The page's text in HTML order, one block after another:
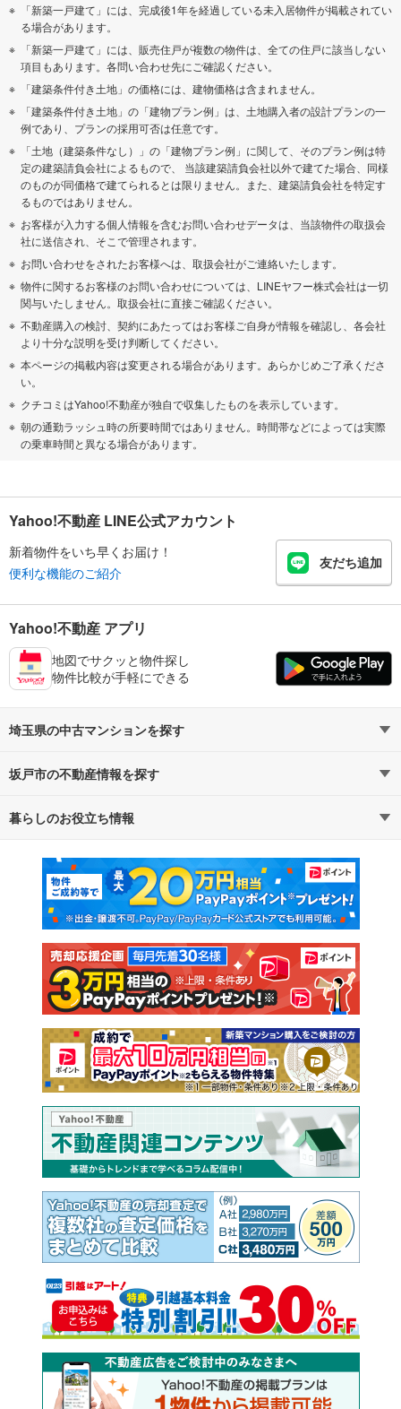
「新築一戸建て」には、完成後1年を経過している未入居物件が掲載されてい
る場合があります。
「新築一戸建て」には、販売住戸が複数の物件は、全ての住戸に該当しない
項目もあります。各問い合わせ先にご確認ください。
「建築条件付き土地」の価格には、建物価格は含まれません。
「建築条件付き土地」の「建物プラン例」は、土地購入者の設計プランの一
例であり、プランの採用可否は任意です。
「土地（建築条件なし）」の「建物プラン例」に関して、そのプラン例は特
定の建築請負会社によるもので、 当該建築請負会社以外で建てた場合、同様
のものが同価格で建てられるとは限りません。また、建築請負会社を特定す
るものではありません。
お客様が入力する個人情報を含むお問い合わせデータは、当該物件の取扱会
社に送信され、そこで管理されます。
お問い合わせをされたお客様へは、取扱会社がご連絡いたします。
物件に関するお客様のお問い合わせについては、LINEヤフー株式会社は一切
関与いたしません。取扱会社に直接ご確認ください。
不動産購入の検討、契約にあたってはお客様ご自身が情報を確認し、各会社
より十分な説明を受け判断してください。
本ページの掲載内容は変更される場合があります。あらかじめご了承くださ
い。
クチコミはYahoo!不動産が独自で収集したものを表示しています。
朝の通勤ラッシュ時の所要時間ではありません。時間帯などによっては実際
の乗車時間と異なる場合があります。
Yahoo!不動産 LINE公式アカウント
新着物件をいち早くお届け！
便利な機能のご紹介
友だち追加
Yahoo!不動産 アプリ
地図でサクッと物件探し
物件比較が手軽にできる
埼玉県の中古マンションを探す
路線・駅から探す
通勤・通学時間から探す
坂戸市の不動産情報を探す
不動産・住宅
新築マンション 中古マンション
新築一戸建て 中古一戸建て
注文住宅 土地
売却査定
暮らしのお役立ち情報
マンションカタログ 教えて！住まいの先生